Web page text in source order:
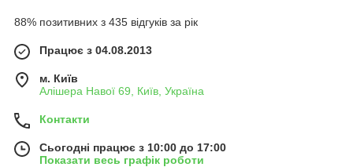
88% позитивних з 435 відгуків за рік
Працює з 04.08.2013
м. Київ
Алішера Навої 69, Київ, Україна
Контакти
Сьогодні працює з 10:00 до 17:00
Показати весь графік роботи